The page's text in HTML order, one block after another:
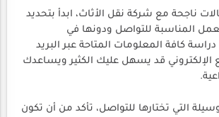
ناجحة مع شركة نقل الأثاث، ابدأ بتحديد
المناسبة للتواصل ودونها في
كافة المعلومات المتاحة عبر البريد
الإلكتروني قد يسهل عليك الكثير ويساعدك
التي تختارها للتواصل، تأكد من أن تكون